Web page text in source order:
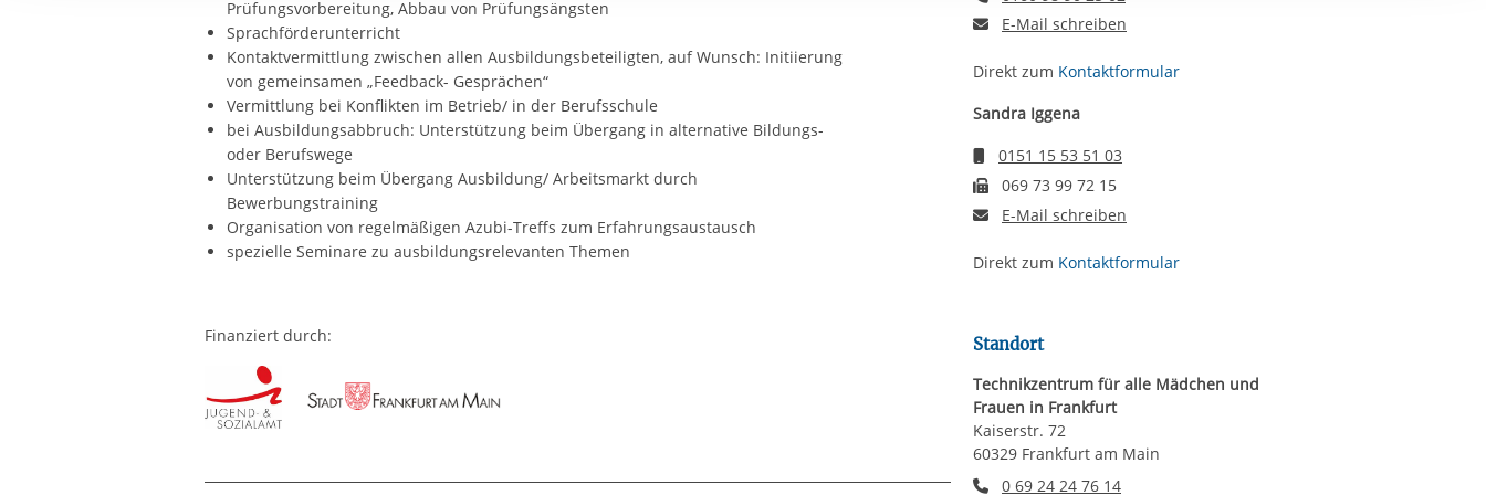
Ihre etwaige Einwilligung erstreckt sich nicht auf notwendige Cookies, die erforderlich zur Bereitstellung
der von Ihnen aufgerufenen und somit gewünschten Website-Funktionen sind. Diese Cookies setzen wir
aufgrund berechtigter Interessen und daher unabhängig von einer Einwilligung.
Prüfungsvorbereitung, Abbau von Prüfungsängsten
Sprachförderunterricht
Kontaktvermittlung zwischen allen Ausbildungsbeteiligten, auf Wunsch: Initiierung
von gemeinsamen „Feedback- Gesprächen“
Vermittlung bei Konflikten im Betrieb/ in der Berufsschule
bei Ausbildungsabbruch: Unterstützung beim Übergang in alternative Bildungs-
oder Berufswege
Unterstützung beim Übergang Ausbildung/ Arbeitsmarkt durch
Bewerbungstraining
Organisation von regelmäßigen Azubi-Treffs zum Erfahrungsaustausch
spezielle Seminare zu ausbildungsrelevanten Themen
Finanziert durch:
E-Mail schreiben
Direkt zum Kontaktformular
Sandra Iggena
Email senden
0151 15 53 51 03
Faxnummer
069 73 99 72 15
E-Mail schreiben
Direkt zum Kontaktformular
Standort
Technikzentrum für alle Mädchen und
Frauen in Frankfurt
Kaiserstr. 72
60329 Frankfurt am Main
Telefonnummer
0 69 24 24 76 14